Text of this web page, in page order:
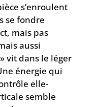
s’enroulent
se fondre
mais pas
aussi
vit dans le léger
énergie qui
elle-
semble